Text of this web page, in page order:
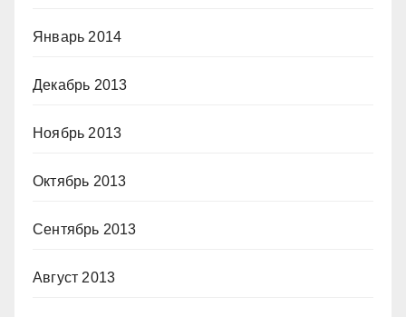
Январь 2014
Декабрь 2013
Ноябрь 2013
Октябрь 2013
Сентябрь 2013
Август 2013